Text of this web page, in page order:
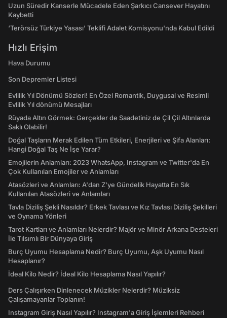
Uzun Süredir Kanserle Mücadele Eden Şarkıcı Cansever Hayatını
Kaybetti
‘Terörsüz Türkiye Yasası’ Teklifi Adalet Komisyonu'nda Kabul Edildi
Hızlı Erişim
Hava Durumu
Son Depremler Listesi
Evlilik Yıl Dönümü Sözleri! En Özel Romantik, Duygusal ve Resimli
Evlilik Yıl dönümü Mesajları
Rüyada Altın Görmek: Gerçekler de Saadetiniz de Çil Çil Altınlarda
Saklı Olabilir!
Doğal Taşların Merak Edilen Tüm Etkileri, Enerjileri ve Şifa Alanları:
Hangi Doğal Taş Ne İşe Yarar?
Emojilerin Anlamları: 2023 WhatsApp, Instagram ve Twitter'da En
Çok Kullanılan Emojiler ve Anlamları
Atasözleri ve Anlamları: A'dan Z'ye Gündelik Hayatta En Sık
Kullanılan Atasözleri ve Anlamları
Tavla Diziliş Şekli Nasıldır? Erkek Tavlası ve Kız Tavlası Diziliş Şekilleri
ve Oynama Yönleri
Tarot Kartları ve Anlamları Nelerdir? Majör ve Minör Arkana Desteleri
İle Tılsımlı Bir Dünyaya Giriş
Burç Uyumu Hesaplama Nedir? Burç Uyumu, Aşk Uyumu Nasıl
Hesaplanır?
İdeal Kilo Nedir? İdeal Kilo Hesaplama Nasıl Yapılır?
Ders Çalışırken Dinlenecek Müzikler Nelerdir? Müziksiz
Çalışamayanlar Toplanın!
Instagram Giriş Nasıl Yapılır? Instagram'a Giriş İşlemleri Rehberi